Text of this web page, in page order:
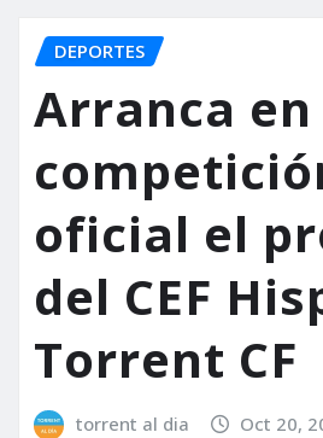
DEPORTES
Arranca en
oficial el
del CEF
Torrent CF
torrent al dia Oct 20,